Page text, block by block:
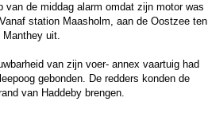
de middag alarm omdat zijn motor was
station Maasholm, aan de Oostzee ten
Manthey uit.
van zijn voer- annex vaartuig had
gebonden. De redders konden de
van Haddeby brengen.